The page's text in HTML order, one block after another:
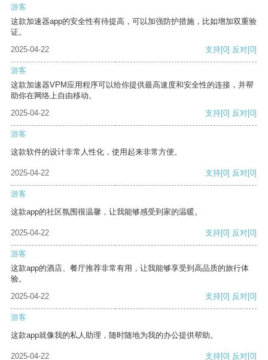
游客
这款加速器app的安全性有待提高，可以加强防护措施，比如增加双重验
证。
2025-04-22
支持[0] 反对[0]
游客
这款加速器VPM应用程序可以给你提供最高速度和安全性的连接，并帮
助你在网络上自由移动。
2025-04-22
支持[0] 反对[0]
游客
这款软件的设计非常人性化，使用起来非常方便。
2025-04-22 支持[0] 反对[0]
游客
这款app的社区氛围很温馨，让我能够感受到家的温暖。
2025-04-22 支持[0] 反对[0]
游客
这款app的酒店、餐厅推荐非常有用，让我能够享受到高品质的旅行体
验。
2025-04-22
支持[0] 反对[0]
游客
这款app就像我的私人助理，随时随地为我的办公提供帮助。
2025-04-22 支持[0] 反对[0]